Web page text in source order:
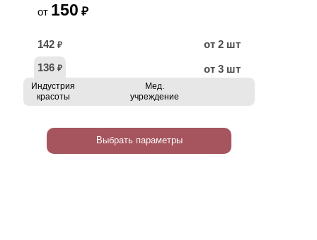
от 150 ₽
142 ₽
от 2 шт
136 ₽ от 3 шт
Индустрия
красоты
Мед.
учреждение
Выбрать параметры